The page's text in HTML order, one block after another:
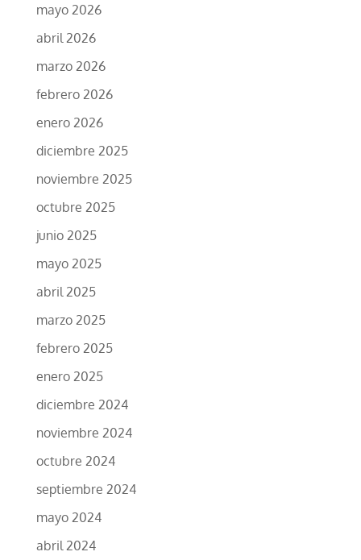
mayo 2026
abril 2026
marzo 2026
febrero 2026
enero 2026
diciembre 2025
noviembre 2025
octubre 2025
junio 2025
mayo 2025
abril 2025
marzo 2025
febrero 2025
enero 2025
diciembre 2024
noviembre 2024
octubre 2024
septiembre 2024
mayo 2024
abril 2024